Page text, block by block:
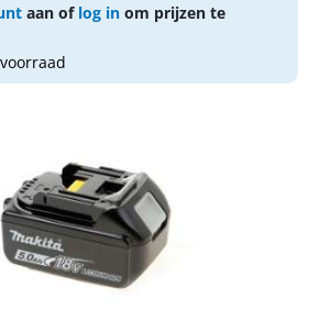
aan of log in om prijzen te